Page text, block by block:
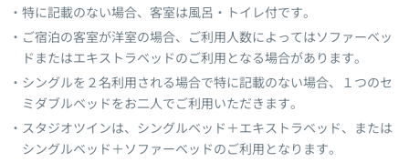
特に記載のない場合、客室は風呂・トイレ付です。
ご宿泊の客室が洋室の場合、ご利用人数によってはソファーベッ
ドまたはエキストラベッドのご利用となる場合があります。
シングルを２名利用される場合で特に記載のない場合、１つのセ
ミダブルベッドをお二人でご利用いただきます。
スタジオツインは、シングルベッド＋エキストラベッド、または
シングルベッド＋ソファーベッドのご利用となります。